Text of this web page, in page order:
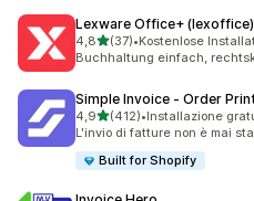
Lexware Office+ (lexoffice)
4,8stelle su 5
(37)
37 recensioni totali
•Kostenlose
Buchhaltung einfach,
Simple Invoice ‑ Order
4,9stelle su 5
(412)
412 recensioni totali
•Installazione
L'invio di fatture non è mai
Built for Shopify